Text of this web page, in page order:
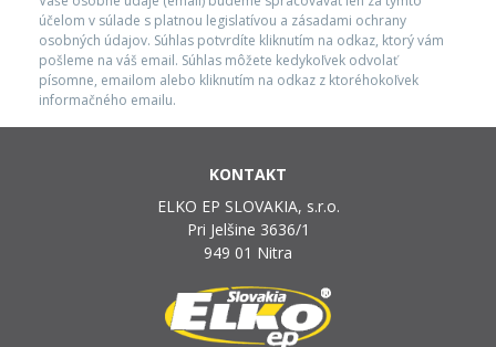
účelom v súlade s platnou legislatívou a zásadami ochrany
osobných údajov. Súhlas potvrdíte kliknutím na odkaz, ktorý vám
pošleme na váš email. Súhlas môžete kedykoľvek odvolať
písomne, emailom alebo kliknutím na odkaz z ktoréhokoľvek
informačného emailu.
KONTAKT
ELKO EP SLOVAKIA, s.r.o.
Pri Jelšine 3636/1
949 01 Nitra